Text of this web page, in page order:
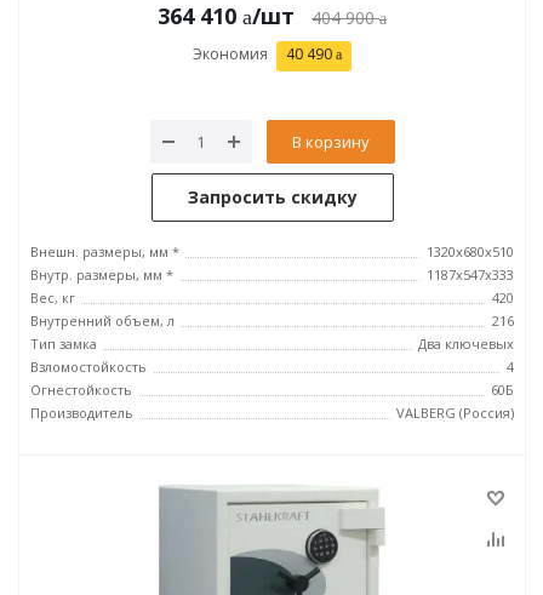
364 410 /шт 404 900
Экономия 40 490
В корзину
Запросить скидку
Внешн. размеры, мм *
1320x680x510
Внутр. размеры, мм *
1187x547x333
Вес, кг
420
Внутренний объем, л
216
Тип замка
Два ключевых
Взломостойкость
4
Огнестойкость
60Б
Производитель
VALBERG (Россия)